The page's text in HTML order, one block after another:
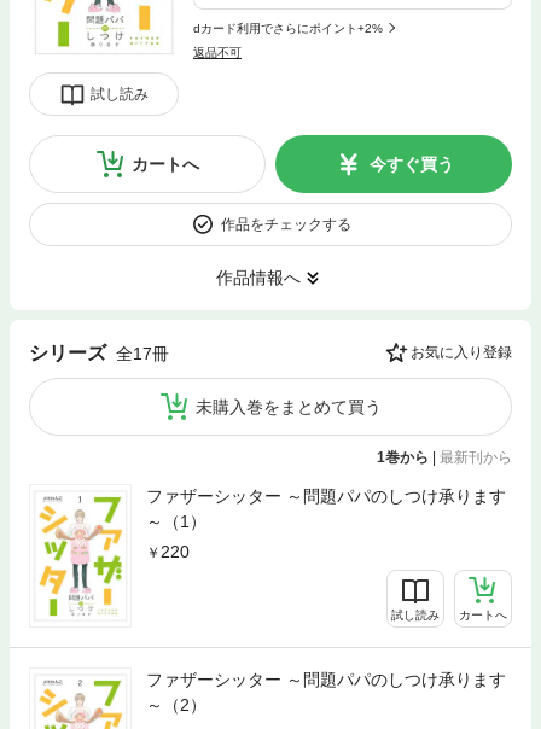
試し読み
dカード利用でさらにポイント+2%
返品不可
カートへ 今すぐ買う
作品をチェックする
作品情報へ
シリーズ 全17冊 お気に入り登録
未購入巻をまとめて買う
1巻から | 最新刊から
ファザーシッター ～問題パパのしつけ承ります
～（1）
220
試し読み カートへ
ファザーシッター ～問題パパのしつけ承ります
～（2）